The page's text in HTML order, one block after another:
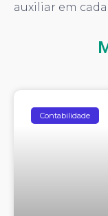
auxiliar em
Contabilidade